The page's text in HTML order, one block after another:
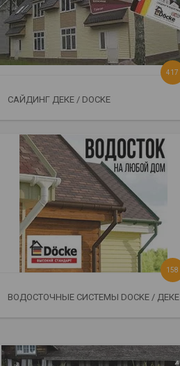
САЙДИНГ ДЕКЕ / DOCKE
417
ВОДОСТОЧНЫЕ СИСТЕМЫ DOCKE / ДЕКЕ
158